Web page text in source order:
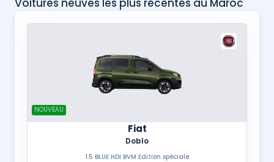
Voitures neuves les plus récentes au Maroc
NOUVEAU
Fiat
Doblo
1.5 BLUE HDI BVM Edition spéciale